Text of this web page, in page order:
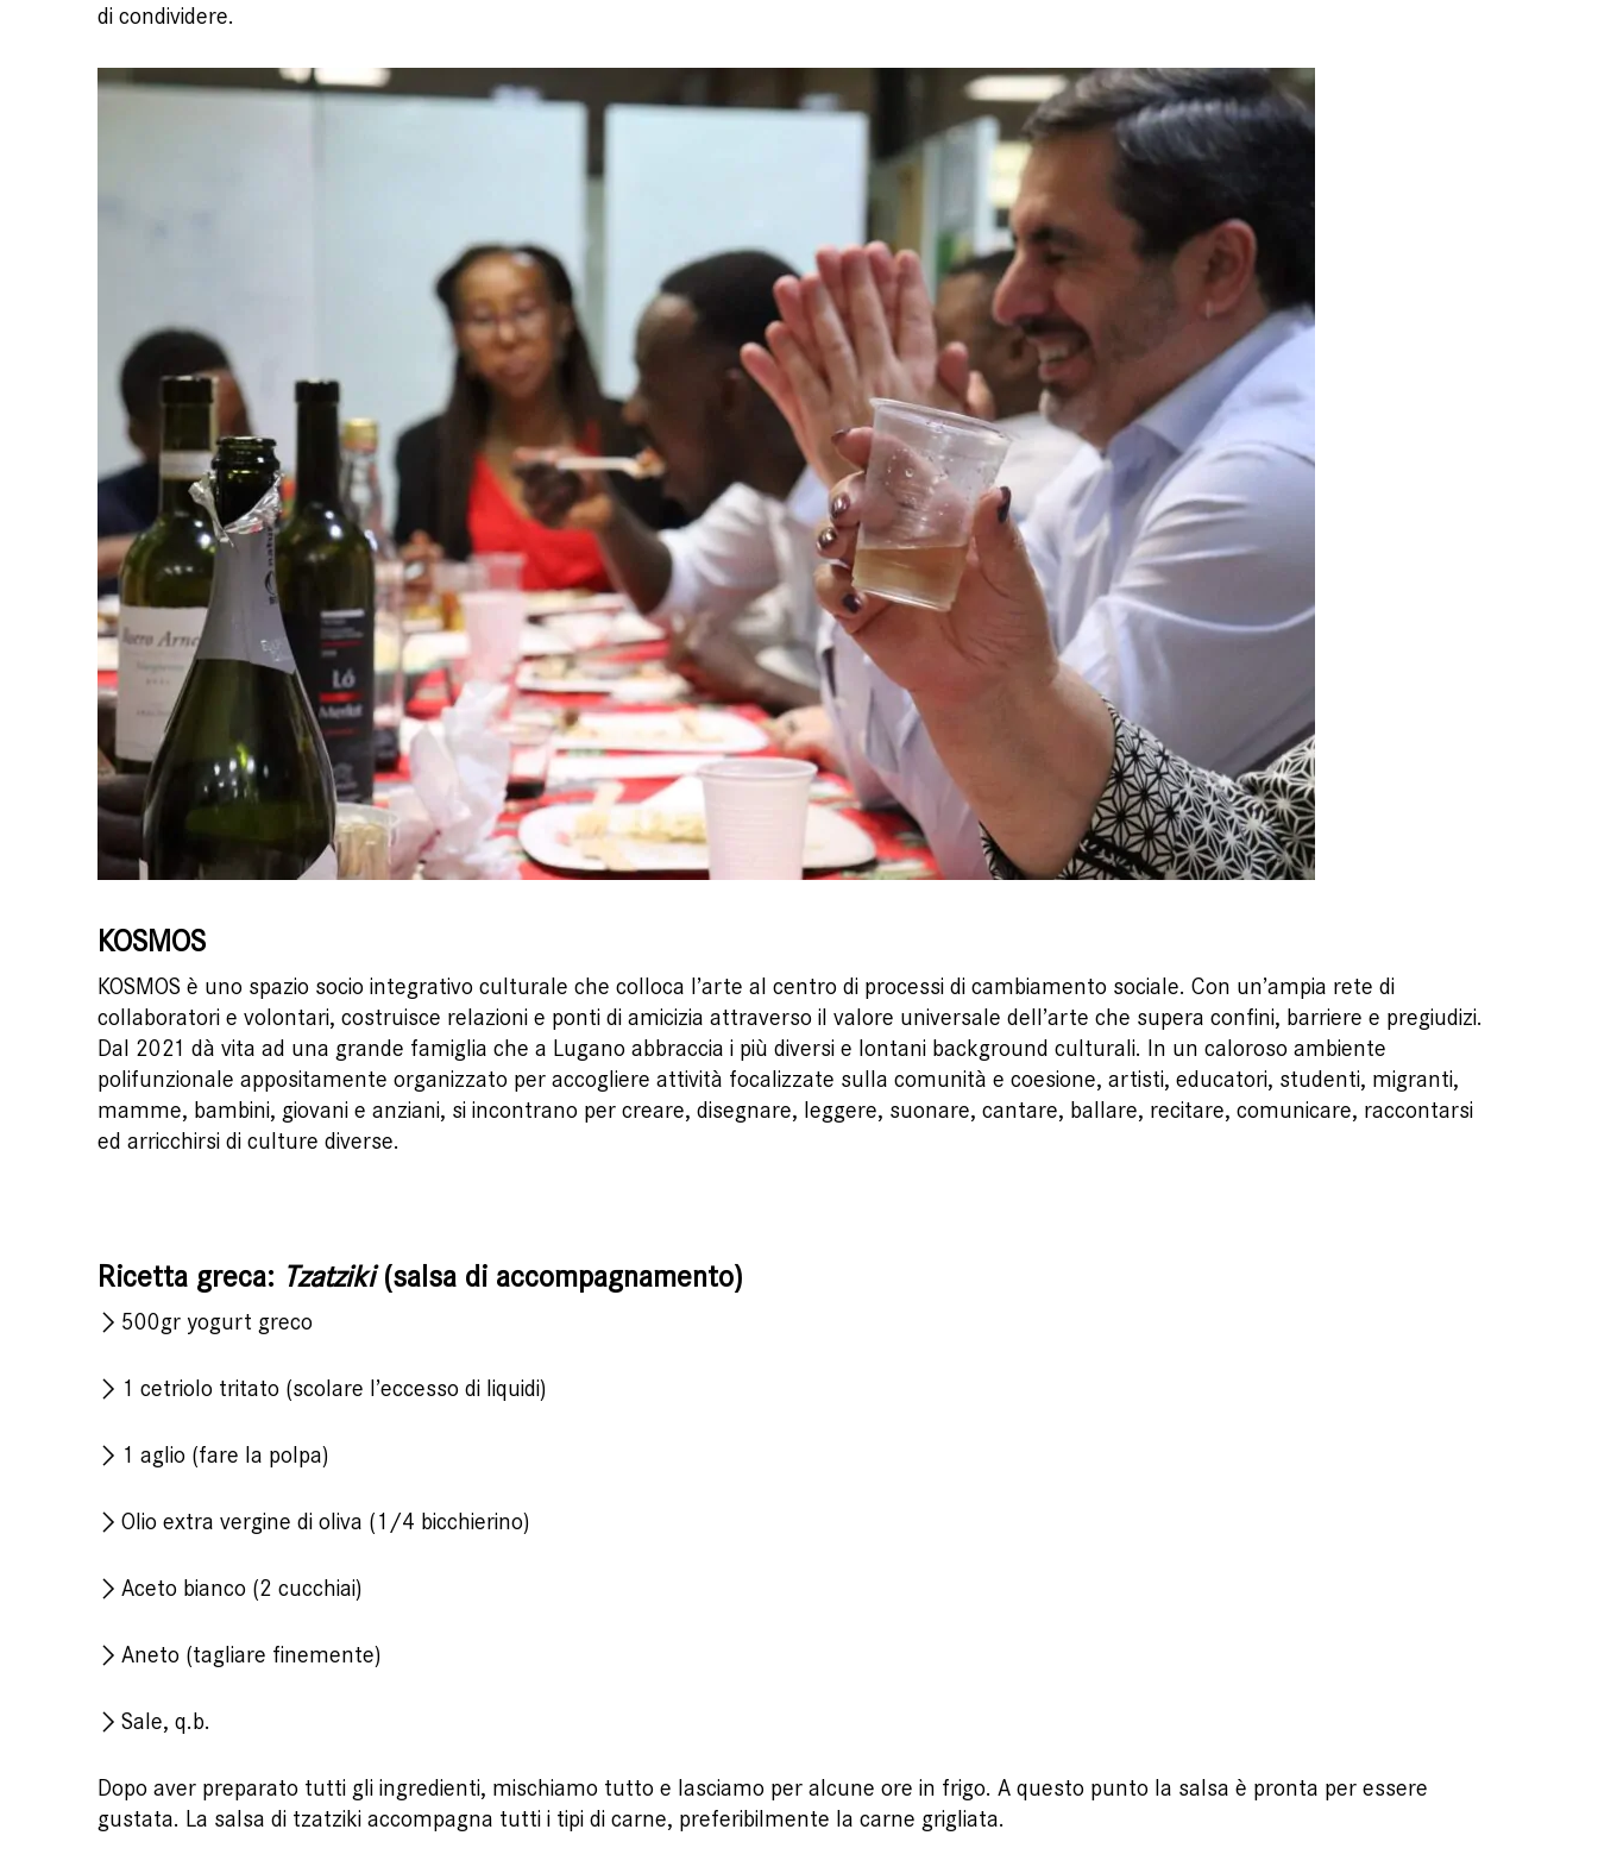
di condividere.
KOSMOS
KOSMOS è uno spazio socio integrativo culturale che colloca l’arte al centro di processi di cambiamento sociale. Con un’ampia rete di
collaboratori e volontari, costruisce relazioni e ponti di amicizia attraverso il valore universale dell’arte che supera confini, barriere e pregiudizi.
Dal 2021 dà vita ad una grande famiglia che a Lugano abbraccia i più diversi e lontani background culturali. In un caloroso ambiente
polifunzionale appositamente organizzato per accogliere attività focalizzate sulla comunità e coesione, artisti, educatori, studenti, migranti,
mamme, bambini, giovani e anziani, si incontrano per creare, disegnare, leggere, suonare, cantare, ballare, recitare, comunicare, raccontarsi
ed arricchirsi di culture diverse.
Ricetta greca: Tzatziki(salsa di accompagnamento)
500gr yogurt greco
1 cetriolo tritato (scolare l’eccesso di liquidi)
1 aglio (fare la polpa)
Olio extra vergine di oliva (1/4 bicchierino)
Aceto bianco (2 cucchiai)
Aneto (tagliare finemente)
Sale, q.b.
Dopo aver preparato tutti gli ingredienti, mischiamo tutto e lasciamo per alcune ore in frigo. A questo punto la salsa è pronta per essere
gustata. La salsa di tzatziki accompagna tutti i tipi di carne, preferibilmente la carne grigliata.